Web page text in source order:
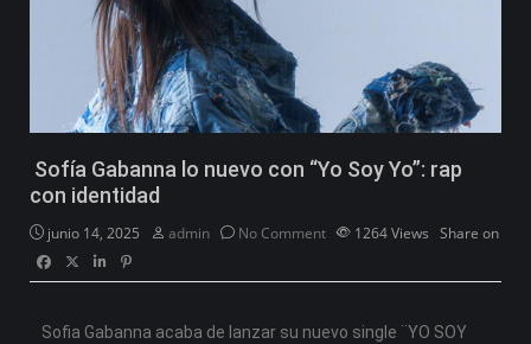
Sofía Gabanna lo nuevo con “Yo Soy Yo”: rap
con identidad
junio 14, 2025 admin No Comment 1264Views Share on
Sofia Gabanna acaba de lanzar su nuevo single ¨YO SOY